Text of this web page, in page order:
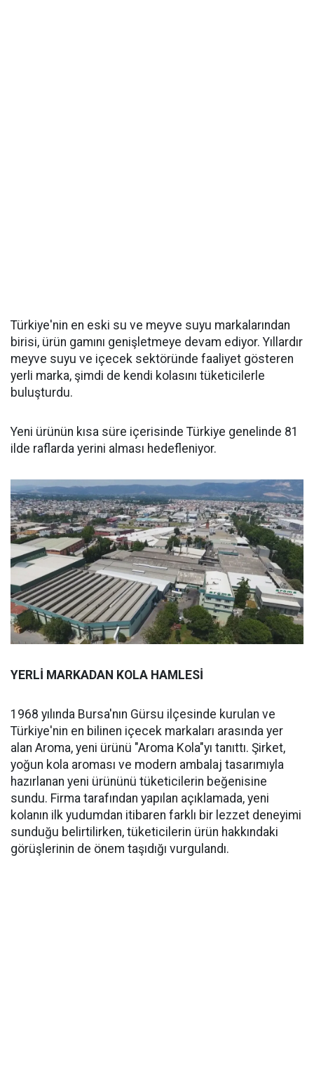
Türkiye'nin en eski su ve meyve suyu markalarından
birisi, ürün gamını genişletmeye devam ediyor. Yıllardır
meyve suyu ve içecek sektöründe faaliyet gösteren
yerli marka, şimdi de kendi kolasını tüketicilerle
buluşturdu.
Yeni ürünün kısa süre içerisinde Türkiye genelinde 81
ilde raflarda yerini alması hedefleniyor.
YERLİ MARKADAN KOLA HAMLESİ
1968 yılında Bursa'nın Gürsu ilçesinde kurulan ve
Türkiye'nin en bilinen içecek markaları arasında yer
alan Aroma, yeni ürünü "Aroma Kola"yı tanıttı. Şirket,
yoğun kola aroması ve modern ambalaj tasarımıyla
hazırlanan yeni ürününü tüketicilerin beğenisine
sundu. Firma tarafından yapılan açıklamada, yeni
kolanın ilk yudumdan itibaren farklı bir lezzet deneyimi
sunduğu belirtilirken, tüketicilerin ürün hakkındaki
görüşlerinin de önem taşıdığı vurgulandı.